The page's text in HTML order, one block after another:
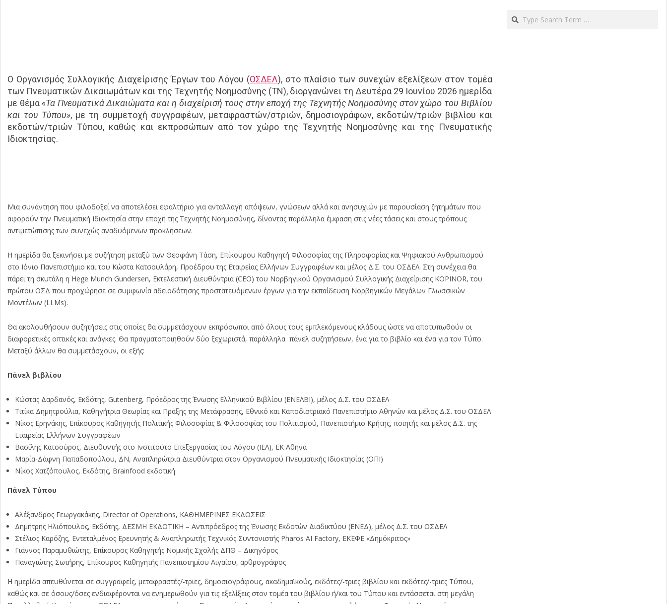
Ο Οργανισμός Συλλογικής Διαχείρισης Έργων του Λόγου (ΟΣΔΕΛ), στο πλαίσιο των συνεχών εξελίξεων στον τομέα
των Πνευματικών Δικαιωμάτων και της Τεχνητής Νοημοσύνης (ΤΝ), διοργανώνει τη Δευτέρα 29 Ιουνίου 2026 ημερίδα
με θέμα«Τα Πνευματικά Δικαιώματα και η διαχείρισή τους στην εποχή της Τεχνητής Νοημοσύνης στον χώρο του Βιβλίου
και του Τύπου», με τη συμμετοχή συγγραφέων, μεταφραστών/στριών, δημοσιογράφων, εκδοτών/τριών βιβλίου και
εκδοτών/τριών Τύπου, καθώς και εκπροσώπων από τον χώρο της Τεχνητής Νοημοσύνης και της Πνευματικής
Ιδιοκτησίας.
Μια συνάντηση που φιλοδοξεί να αποτελέσει εφαλτήριο για ανταλλαγή απόψεων, γνώσεων αλλά και ανησυχιών με παρουσίαση ζητημάτων που
αφορούν την Πνευματική Ιδιοκτησία στην εποχή της Τεχνητής Νοημοσύνης, δίνοντας παράλληλα έμφαση στις νέες τάσεις και στους τρόπους
αντιμετώπισης των συνεχώς αναδυόμενων προκλήσεων.
Η ημερίδα θα ξεκινήσει με συζήτηση μεταξύ των Θεοφάνη Τάση, Επίκουρου Καθηγητή Φιλοσοφίας της Πληροφορίας και Ψηφιακού Ανθρωπισμού
στο Ιόνιο Πανεπιστήμιο και του Κώστα Κατσουλάρη, Προέδρου της Εταιρείας Ελλήνων Συγγραφέων και μέλος Δ.Σ. του ΟΣΔΕΛ. Στη συνέχεια θα
πάρει τη σκυτάλη η Hege Munch Gundersen, Εκτελεστική Διευθύντρια (CEO) του Νορβηγικού Οργανισμού Συλλογικής Διαχείρισης KOPINOR, του
πρώτου ΟΣΔ που προχώρησε σε συμφωνία αδειοδότησης προστατευόμενων έργων για την εκπαίδευση Νορβηγικών Μεγάλων Γλωσσικών
Μοντέλων (LLMs).
Θα ακολουθήσουν συζητήσεις στις οποίες θα συμμετάσχουν εκπρόσωποι από όλους τους εμπλεκόμενους κλάδους ώστε να αποτυπωθούν οι
διαφορετικές οπτικές και ανάγκες. Θα πραγματοποιηθούν δύο ξεχωριστά, παράλληλα πάνελ συζητήσεων, ένα για το βιβλίο και ένα για τον Τύπο.
Μεταξύ άλλων θα συμμετάσχουν, οι εξής:
Πάνελ βιβλίου
Κώστας Δαρδανός, Εκδότης, Gutenberg, Πρόεδρος της Ένωσης Ελληνικού Βιβλίου (ΕΝΕΛΒΙ), μέλος Δ.Σ. του ΟΣΔΕΛ
Τιτίκα Δημητρούλια, Καθηγήτρια Θεωρίας και Πράξης της Μετάφρασης, Εθνικό και Καποδιστριακό Πανεπιστήμιο Αθηνών και μέλος Δ.Σ. του ΟΣΔΕΛ
Νίκος Ερηνάκης, Επίκουρος Καθηγητής Πολιτικής Φιλοσοφίας & Φιλοσοφίας του Πολιτισμού, Πανεπιστήμιο Κρήτης, ποιητής και μέλος Δ.Σ. της
Εταιρείας Ελλήνων Συγγραφέων
Βασίλης Κατσούρος, Διευθυντής στο Ινστιτούτο Επεξεργασίας του Λόγου (ΙΕΛ), ΕΚ Αθηνά
Μαρία-Δάφνη Παπαδοπούλου, ΔΝ, Αναπληρώτρια Διευθύντρια στον Οργανισμού Πνευματικής Ιδιοκτησίας (ΟΠΙ)
Νίκος Χατζόπουλος, Εκδότης, Brainfood εκδοτική
Πάνελ Τύπου
Αλέξανδρος Γεωργακάκης, Director of Operations, ΚΑΘΗΜΕΡΙΝΕΣ ΕΚΔΟΣΕΙΣ
Δημήτρης Ηλιόπουλος, Εκδότης, ΔΕΣΜΗ ΕΚΔΟΤΙΚΗ – Αντιπρόεδρος της Ένωσης Εκδοτών Διαδικτύου (ΕΝΕΔ), μέλος Δ.Σ. του ΟΣΔΕΛ
Στέλιος Καρόζης, Εντεταλμένος Ερευνητής & Αναπληρωτής Τεχνικός Συντονιστής Pharos AI Factory, ΕΚΕΦΕ «Δημόκριτος»
Γιάννος Παραμυθιώτης, Επίκουρος Καθηγητής Νομικής Σχολής ΔΠΘ – Δικηγόρος
Παναγιώτης Σωτήρης, Επίκουρος Καθηγητής Πανεπιστημίου Αιγαίου, αρθρογράφος
Η ημερίδα απευθύνεται σε συγγραφείς, μεταφραστές/-τριες, δημοσιογράφους, ακαδημαϊκούς, εκδότες/-τριες βιβλίου και εκδότες/-τριες Τύπου,
καθώς και σε όσους/όσες ενδιαφέρονται να ενημερωθούν για τις εξελίξεις στον τομέα του βιβλίου ή/και του Τύπου και εντάσσεται στη μεγάλη
Search